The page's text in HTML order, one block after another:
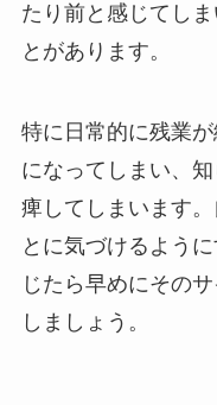
たり前と感じてし
とがあります。
特に日常的に残業
になってしまい、
痺してしまいます
とに気づけるよう
じたら早めにその
しましょう。